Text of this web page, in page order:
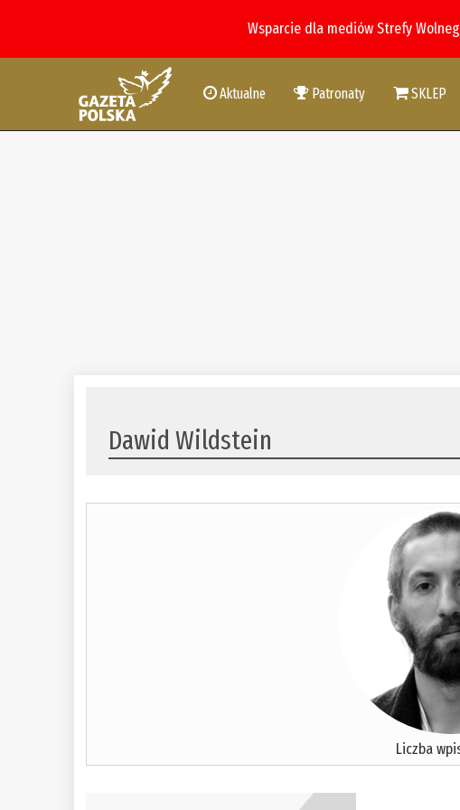
Wsparcie dla mediów Strefy
Aktualne Patronaty SKLEP
Dawid Wildstein
Liczba